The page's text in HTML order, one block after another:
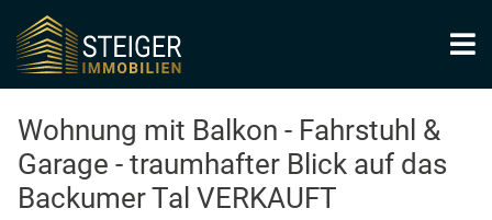
Wohnung mit Balkon - Fahrstuhl &
Garage - traumhafter Blick auf das
Backumer Tal VERKAUFT